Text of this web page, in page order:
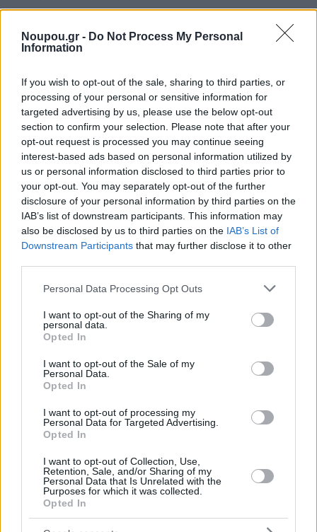
Noupou.gr - Do Not Process My Personal
Information
If you wish to opt-out of the sale, sharing to third parties, or
processing of your personal or sensitive information for
targeted advertising by us, please use the below opt-out
section to confirm your selection. Please note that after your
opt-out request is processed you may continue seeing
interest-based ads based on personal information utilized by
us or personal information disclosed to third parties prior to
your opt-out. You may separately opt-out of the further
disclosure of your personal information by third parties on the
IAB’s list of downstream participants. This information may
also be disclosed by us to third parties on the IAB’s List of
Downstream Participants that may further disclose it to other
Please note that this website/app uses one or more Google
not limited to your visit or usage behaviour. You may click to
grant or deny consent to Google and its third-party tags to
use your data for below specified purposes in below Google
consent section.
Personal Data Processing Opt Outs
I want to opt-out of the Sharing of my
personal data.
Opted In
I want to opt-out of the Sale of my
Personal Data.
Opted In
I want to opt-out of processing my
Personal Data for Targeted Advertising.
Opted In
I want to opt-out of Collection, Use,
Retention, Sale, and/or Sharing of my
Personal Data that Is Unrelated with the
Purposes for which it was collected.
Opted In
Η δημιουργική διαδικασία ξεκινά πολύ πριν την
την ιδέα και οργανώνουν το storytelling, ενώ το
αποτέλεσμα είναι ένα μοναδικό βίντεο που
αποτυπώνει το στοιχείο της έκπληξης και της
συγκίνησης.
photo credits: Δημήτριος
Destination weddings και όλα όσα μπορεί
να αναλάβει να οργανώσει για εσάς η
Με υψηλή αισθητική, που αντλεί πάντα έμπνευση από
τον κινηματογράφο και δημιουργικότητα που ξεπερνά
τα συνηθισμένα, η ομάδα αναλαμβάνει τη